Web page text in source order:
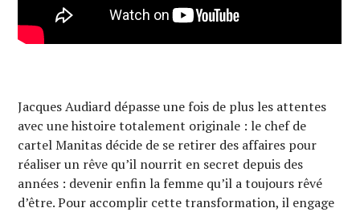
Jacques Audiard dépasse une fois de plus les attentes
avec une histoire totalement originale : le chef de
cartel Manitas décide de se retirer des affaires pour
réaliser un rêve qu’il nourrit en secret depuis des
années : devenir enfin la femme qu’il a toujours rêvé
d’être. Pour accomplir cette transformation, il engage